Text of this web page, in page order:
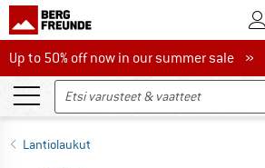
Up to 50% off now in our summer sale
Up to 50% off now in our summer sale »
Lantiolaukut